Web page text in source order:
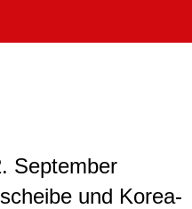
September
und Korea-